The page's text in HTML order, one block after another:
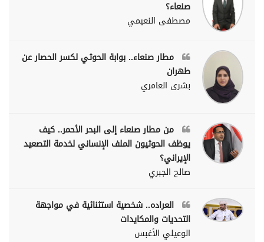
صنعاء؟
مصطفى النعيمي
مطار صنعاء.. بوابة الحوثي لكسر الحصار عن
طهران
بشرى العامري
من مطار صنعاء إلى البحر الأحمر.. كيف
يوظف الحوثيون الملف الإنساني لخدمة التصعيد
الإيراني؟
صالح الجبري
العراده.. شخصية استثنائية في مواجهة
التحديات والمكايدات
الوعيلي الأغبس